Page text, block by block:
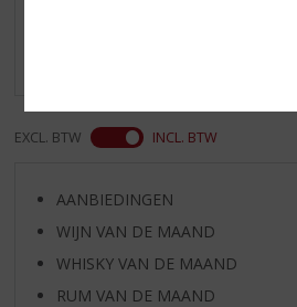
EXCL. BTW INCL. BTW
AANBIEDINGEN
WIJN VAN DE MAAND
WHISKY VAN DE MAAND
RUM VAN DE MAAND